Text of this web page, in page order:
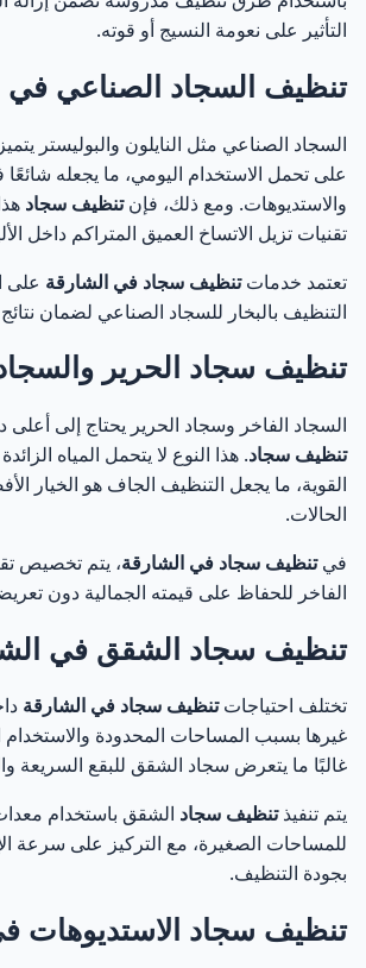
التأثير على نعومة النسيج أو قوته.
تنظيف السجاد الصناعي في
السجاد الصناعي مثل النايلون والبوليستر
على تحمل الاستخدام اليومي، ما يجعله
والاستديوهات. ومع ذلك، فإنتنظيف سجاد
تقنيات تزيل الاتساخ العميق المتراكم داخل
تعتمد خدماتتنظيف سجاد في الشارقة على
التنظيف بالبخار للسجاد الصناعي لضمان
تنظيف سجاد الحرير والسجاد
السجاد الفاخر وسجاد الحرير يحتاج إلى أعلى
تنظيف سجاد. هذا النوع لا يتحمل المياه الزائدة
القوية، ما يجعل التنظيف الجاف هو الخيار
الحالات.
فيتنظيف سجاد في الشارقة، يتم تخصيص
الفاخر للحفاظ على قيمته الجمالية دون
تنظيف سجاد الشقق في
تختلف احتياجاتتنظيف سجاد في الشارقة
غيرها بسبب المساحات المحدودة
غالبًا ما يتعرض سجاد الشقق للبقع السريعة
يتم تنفيذتنظيف سجاد الشقق باستخدام
للمساحات الصغيرة، مع التركيز على سرعة
بجودة التنظيف.
تنظيف سجاد الاستديوهات